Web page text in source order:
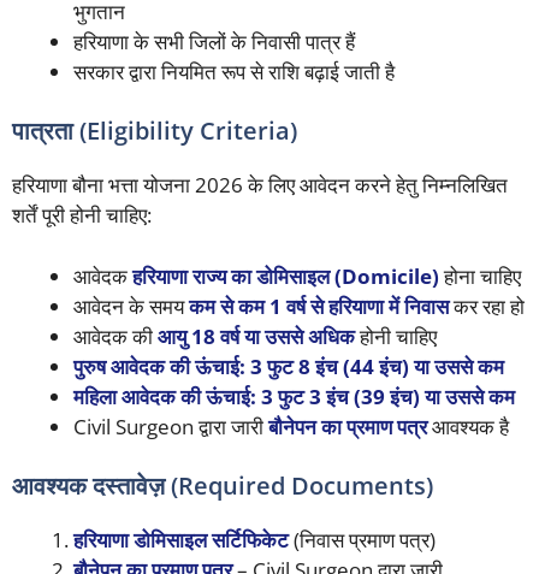
भुगतान
हरियाणा के सभी जिलों के निवासी पात्र हैं
सरकार द्वारा नियमित रूप से राशि बढ़ाई जाती है
पात्रता (Eligibility Criteria)
हरियाणा बौना भत्ता योजना 2026 के लिए आवेदन करने हेतु निम्नलिखित
शर्तें पूरी होनी चाहिए:
आवेदकहरियाणा राज्य का डोमिसाइल (Domicile)होना चाहिए
आवेदन के समयकम से कम 1 वर्ष से हरियाणा में निवासकर रहा हो
आवेदक कीआयु 18 वर्ष या उससे अधिकहोनी चाहिए
पुरुष आवेदक की ऊंचाई: 3 फुट 8 इंच (44 इंच) या उससे कम
महिला आवेदक की ऊंचाई: 3 फुट 3 इंच (39 इंच) या उससे कम
Civil Surgeon द्वारा जारीबौनेपन का प्रमाण पत्रआवश्यक है
आवश्यक दस्तावेज़ (Required Documents)
हरियाणा डोमिसाइल सर्टिफिकेट(निवास प्रमाण पत्र)